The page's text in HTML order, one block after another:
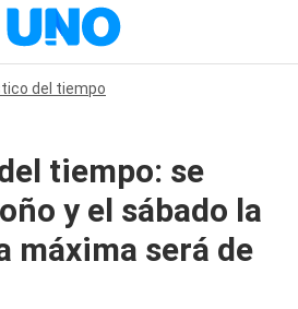
del tiempo
tiempo: se
y el sábado la
máxima será de